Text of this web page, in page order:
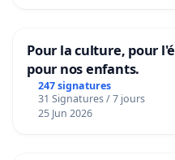
Pour la culture, pour
pour nos enfants.
247 signatures
31 Signatures / 7 jours
25 Jun 2026